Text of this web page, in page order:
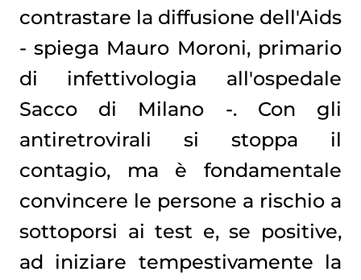
contrastare la diffusione dell'Aids
- spiega Mauro Moroni, primario
di infettivologia all'ospedale
Sacco di Milano -. Con gli
antiretrovirali si stoppa il
contagio, ma è fondamentale
convincere le persone a rischio a
sottoporsi ai test e, se positive,
ad iniziare tempestivamente la